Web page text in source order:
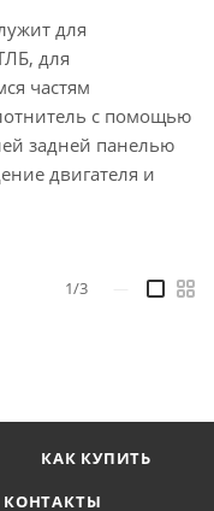
для
для
частям
с помощью
задней панелью
двигателя и
1/3
КАК КУПИТЬ
КОНТАКТЫ